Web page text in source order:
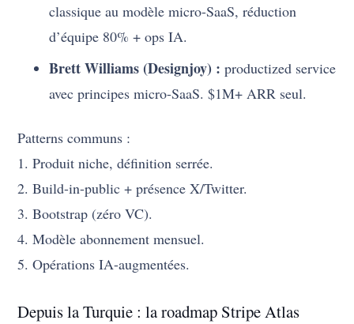
classique au modèle micro-SaaS, réduction
d’équipe 80% + ops IA.
Brett Williams (Designjoy) : productized service
avec principes micro-SaaS. $1M+ ARR seul.
Patterns communs :
1. Produit niche, définition serrée.
2. Build-in-public + présence X/Twitter.
3. Bootstrap (zéro VC).
4. Modèle abonnement mensuel.
5. Opérations IA-augmentées.
Depuis la Turquie : la roadmap Stripe Atlas